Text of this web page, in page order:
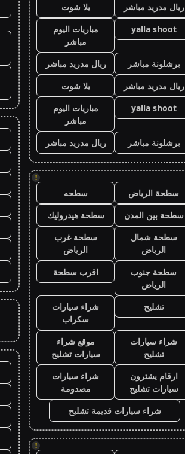
ريال مدريد مباشر
يلا شوت
yalla shoot
مباريات اليوم
مباشر
برشلونة مباشر
ريال مدريد مباشر
ريال مدريد مباشر
يلا شوت
yalla shoot
مباريات اليوم
مباشر
برشلونة مباشر
ريال مدريد مباشر
!
سطحة الرياض
سطحه
سطحة بين المدن
سطحة هيدروليك
سطحة شمال
الرياض
سطحة غرب
الرياض
سطحة جنوب
الرياض
اقرب سطحة
تشليح
شراء سيارات
سكراب
شراء سيارات
تشليح
موقع شراء
سيارات تشليح
ارقام يشترون
سيارات تشليح
شراء سيارات
مصدومة
شراء سيارات قديمة تشليح
!